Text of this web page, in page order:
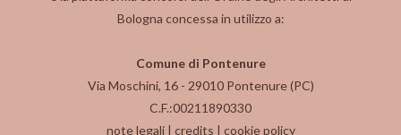
Bologna concessa in utilizzo a:
Comune di Pontenure
Via Moschini, 16 - 29010 Pontenure (PC)
C.F.:00211890330
note legali| credits | cookie policy